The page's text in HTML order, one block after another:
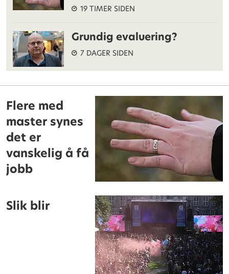
19 TIMER SIDEN
Grundig evaluering?
7 DAGER SIDEN
Flere med
master synes
det er
vanskelig å få
jobb
Slik blir